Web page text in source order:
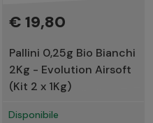
€ 19,80
Pallini 0,25g Bio Bianchi
2Kg - Evolution Airsoft
(Kit 2 x 1Kg)
Disponibile